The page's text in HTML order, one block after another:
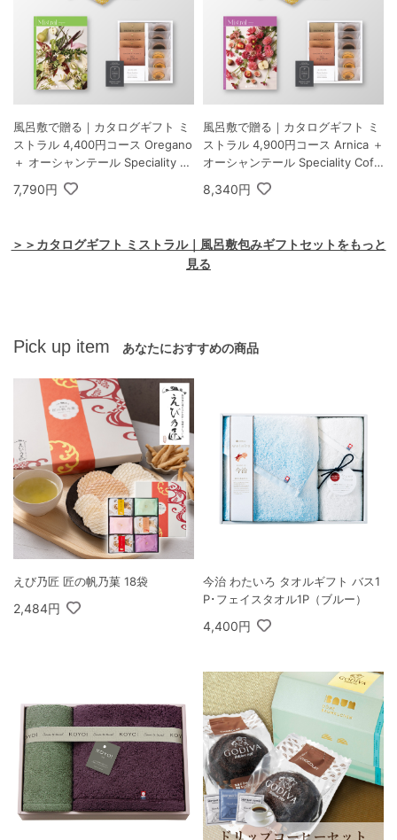
風呂敷で贈る｜カタログギフト ミ
ストラル 4,400円コース Oregano
＋ オーシャンテール Speciality C
offee＆バームセット A
7,790円
風呂敷で贈る｜カタログギフト ミ
ストラル 4,900円コース Arnica ＋
オーシャンテール Speciality Coff
ee＆バームセット A
8,340円
＞＞カタログギフト ミストラル｜風呂敷包みギフトセットをもっと
見る
Pick up item あなたにおすすめの商品
えび乃匠 匠の帆乃菓 18袋
2,484円
今治 わたいろ タオルギフト バス1
P･フェイスタオル1P（ブルー）
4,400円